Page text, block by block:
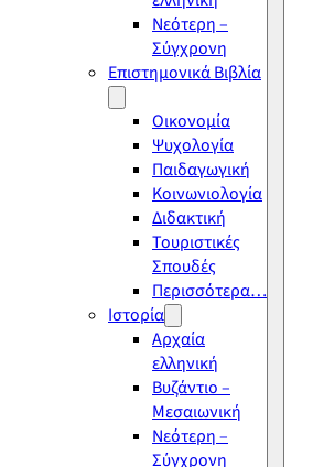
Νεότερη –
Σύγχρονη
Επιστημονικά Βιβλία
Οικονομία
Ψυχολογία
Παιδαγωγική
Κοινωνιολογία
Διδακτική
Τουριστικές
Σπουδές
Περισσότερα…
Ιστορία
Αρχαία
ελληνική
Βυζάντιο –
Μεσαιωνική
Νεότερη –
Σύγχρονη